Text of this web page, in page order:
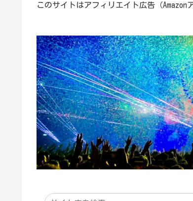
このサイトはアフィリエイト広告（Amazon